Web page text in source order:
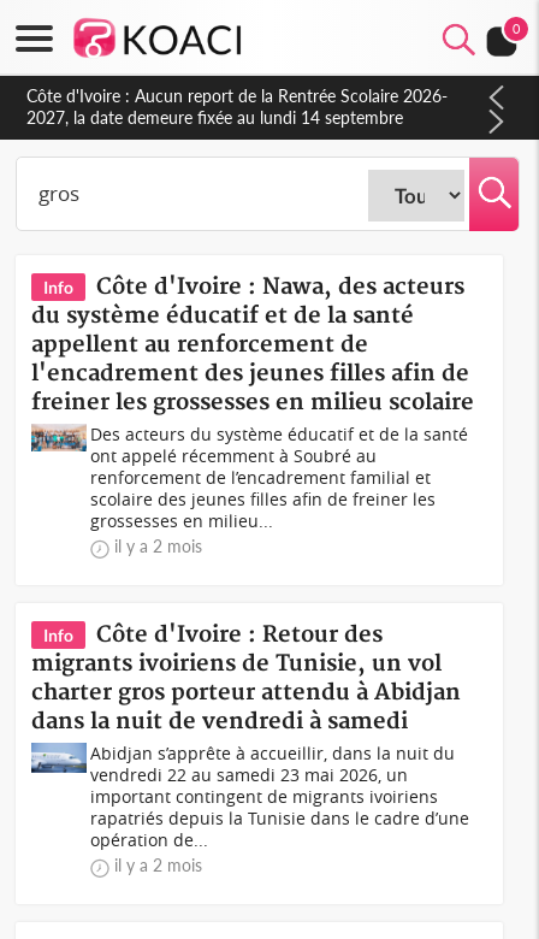
0
Info
Côte d'Ivoire : Nawa, des acteurs
du système éducatif et de la santé
appellent au renforcement de
l'encadrement des jeunes filles afin de
freiner les grossesses en milieu scolaire
Des acteurs du système éducatif et de la santé
ont appelé récemment à Soubré au
renforcement de l’encadrement familial et
scolaire des jeunes filles afin de freiner les
grossesses en milieu...
il y a 2 mois
Info
Côte d'Ivoire : Retour des
migrants ivoiriens de Tunisie, un vol
charter gros porteur attendu à Abidjan
dans la nuit de vendredi à samedi
Abidjan s’apprête à accueillir, dans la nuit du
vendredi 22 au samedi 23 mai 2026, un
important contingent de migrants ivoiriens
rapatriés depuis la Tunisie dans le cadre d’une
opération de...
il y a 2 mois